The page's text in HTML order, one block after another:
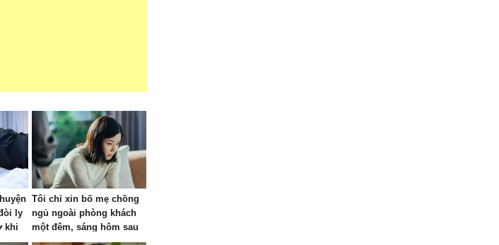
ly
khi
Tôi chỉ xin bố mẹ chồng
ngủ ngoài phòng khách
một đêm, sáng hôm sau
ông bà xách đồ về quê,